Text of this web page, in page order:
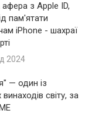
з Apple ID,
пам'ятати
iPhone - шахраї
2024
— один із
світу, за